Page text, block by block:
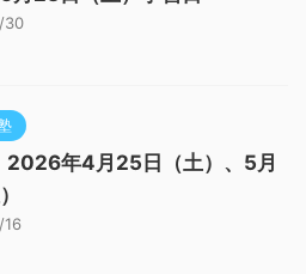
30
年4月25日（土）、5月